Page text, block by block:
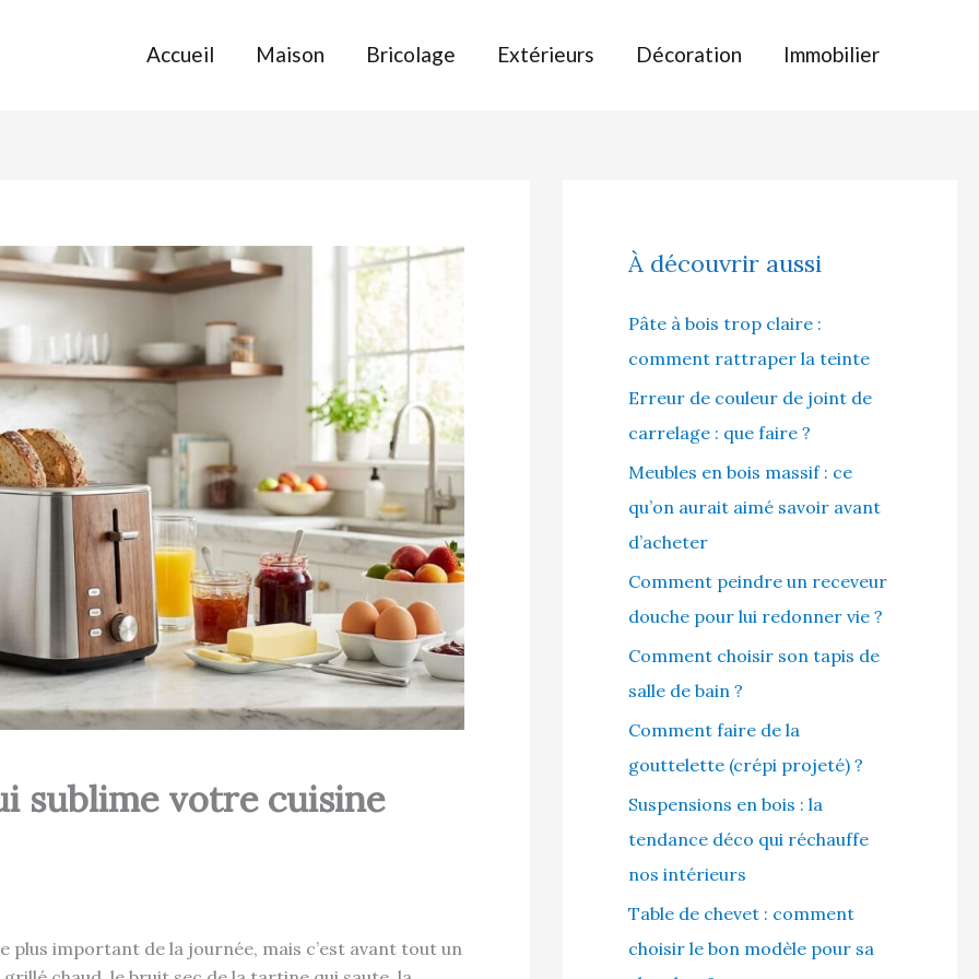
Accueil Maison Bricolage Extérieurs Décoration Immobilier
sublime votre cuisine
important de la journée, mais c’est avant tout un
À découvrir aussi
Pâte à bois trop claire :
comment rattraper la teinte
Erreur de couleur de joint de
carrelage : que faire ?
Meubles en bois massif : ce
qu’on aurait aimé savoir avant
d’acheter
Comment peindre un receveur
douche pour lui redonner vie ?
Comment choisir son tapis de
salle de bain ?
Comment faire de la
gouttelette (crépi projeté) ?
Suspensions en bois : la
tendance déco qui réchauffe
nos intérieurs
Table de chevet : comment
choisir le bon modèle pour sa